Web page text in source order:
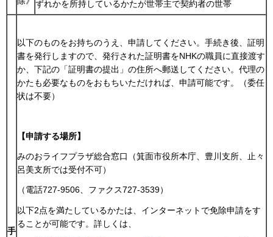
ずれかを所持しているかたが世帯主で契約者の世帯
手
以下のものをお持ちのうえ、申請してください。手続き後、証明
書を発行しますので、発行された証明書をNHKの職員に直接渡す
か、下記の「証明書の提出」の住所へ郵送してください。代理の
かたも必要なものをおもちいただければ、申請可能です。（委任
状は不要）
【申請する場所】
みのおライフプラザ総合窓口（箕面市役所本庁、豊川支所、止々
呂美支所では受付不可）
（電話727-9506、ファクス727-3539）
以下2点を満たしているかたは、インターネットで免除申請をす
ることが可能です。詳しくは、